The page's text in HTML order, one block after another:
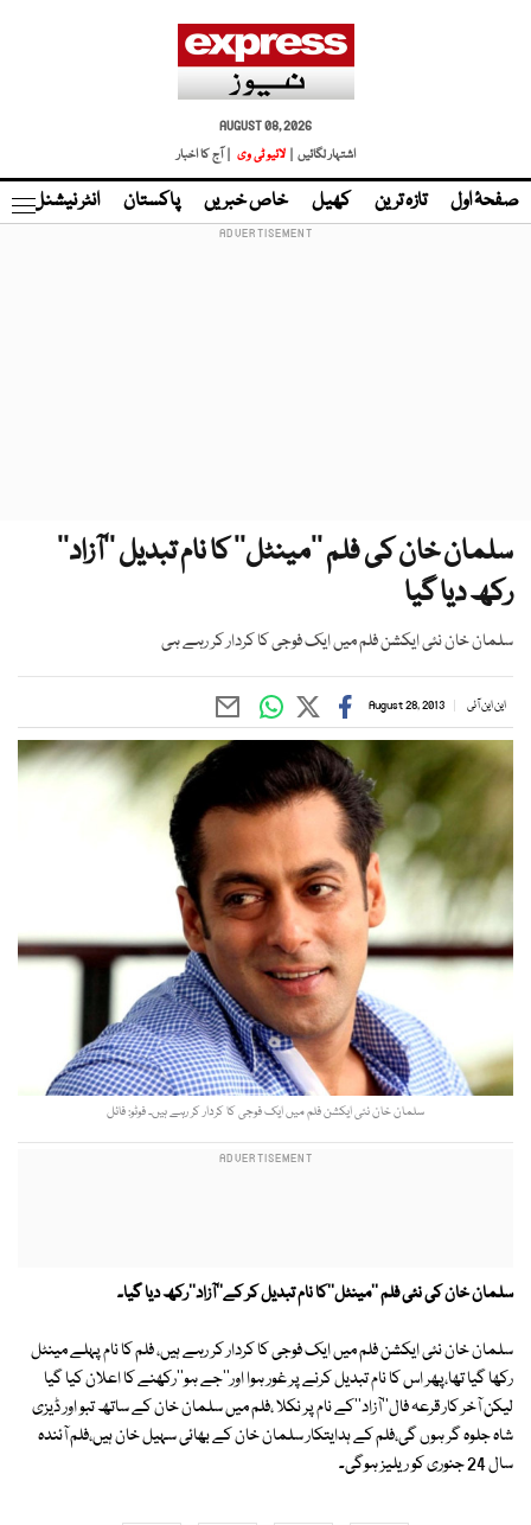
AUGUST 08, 2026
اشتہار لگائیں |
لائیو ٹی وی | آج کا اخبار
صفحۂ اول تازہ ترین کھیل خاص خبریں پاکستان انٹر نیشنل
سلمان خان کی فلم ’’مینٹل‘‘ کا نام تبدیل ’’آزاد‘‘
رکھ دیا گیا
سلمان خان نئی ایکشن فلم میں ایک فوجی کا کردار کر رہے ہی
این این آئی August 28, 2013
سلمان خان نئی ایکشن فلم میں ایک فوجی کا کردار کر رہے ہیں۔ فوٹو: فائل
سلمان خان کی نئی فلم ''مینٹل''کا نام تبدیل کر کے''آزاد''رکھ دیا گیا۔
سلمان خان نئی ایکشن فلم میں ایک فوجی کا کردار کر رہے ہیں، فلم کا نام پہلے مینٹل
رکھا گیا تھا،پھر اس کا نام تبدیل کرنے پر غور ہوا اور''جے ہو''رکھنے کا اعلان کیا گیا
لیکن آخر کار قرعہ فال''آزاد''کے نام پر نکلا ،فلم میں سلمان خان کے ساتھ تبو اور ڈیزی
شاہ جلوہ گر ہوں گی،فلم کے ہدایتکار سلمان خان کے بھائی سہیل خان ہیں،فلم آئندہ
سال 24 جنوری کو ریلیز ہوگی۔